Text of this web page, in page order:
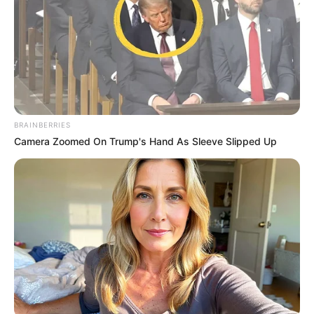
IFA: Plano de ação para Receber.
IFA: Deputados aprova pagamento direto...
Entretenimento: Os melhores doramas
✳️Os desafios da PEC 14 no Senado Federal
.
O que é um fato incontestável éque, em hipótese alguma,
aceitaremos nenhuma liderança atacando outra, quer nas redes
sociais, na TV ou em qual lugar que seja. Como dizia a saudosa
Ruth Brilhante: "nós iremos vencer, porque nós somos unidos!"
A categoria investe alta soma financeira para os seus
BRAINBERRIES
Camera Zoomed On Trump's Hand As Sleeve Slipped Up